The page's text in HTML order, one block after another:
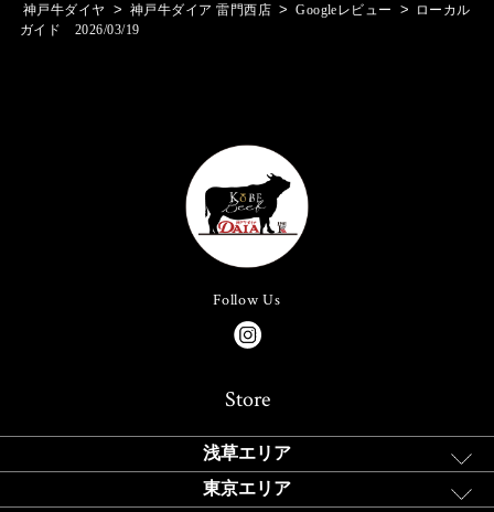
神戸牛ダイヤ > 神戸牛ダイア 雷門西店 > Googleレビュー >
ローカル
ガイド 2026/03/19
Follow Us
Store
浅草エリア
東京エリア